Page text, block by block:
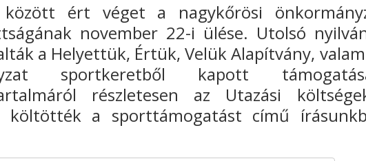
között ért véget a nagykőrösi
november 22-i ülése. Utolsó
a Helyettük, Értük, Velük Alapítvány,
sportkeretből kapott
részletesen az Utazási
költötték a sporttámogatást című